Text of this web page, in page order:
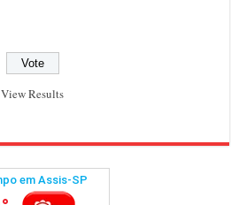
View Results